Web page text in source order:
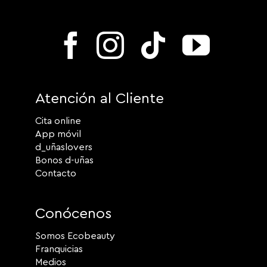
Atención al Cliente
Cita online
App móvil
d_uñaslovers
Bonos d-uñas
Contacto
Conócenos
Somos Ecobeauty
Franquicias
Medios